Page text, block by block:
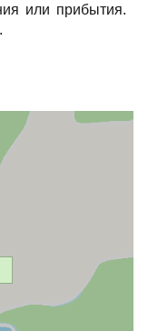
или прибытия.
.